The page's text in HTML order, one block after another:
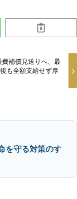
費補償見送りへ、最
も全額支給せず厚
を守る対策のす